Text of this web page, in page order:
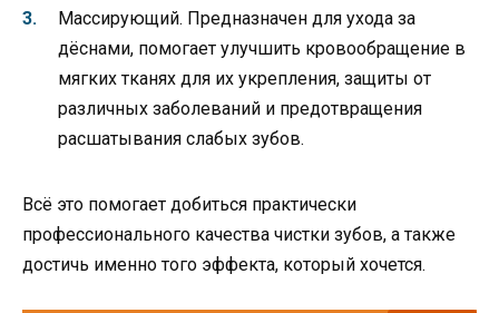
Массирующий. Предназначен для ухода за
дёснами, помогает улучшить кровообращение в
мягких тканях для их укрепления, защиты от
различных заболеваний и предотвращения
расшатывания слабых зубов.
Всё это помогает добиться практически
профессионального качества чистки зубов, а также
достичь именно того эффекта, который хочется.